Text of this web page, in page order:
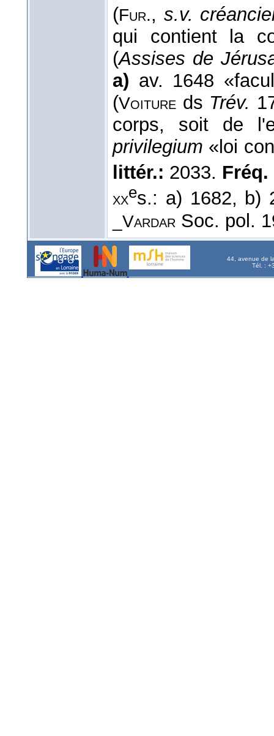
(Fur., s.v.
qui contient la
(Assises de
a) av. 1648
(Voiture ds Trév.
corps, soit de
privilegium «loi
littér.: 2033.
xxes.: a) 1682, b)
_Vardar Soc. pol.
44, avenue de
Tél. :